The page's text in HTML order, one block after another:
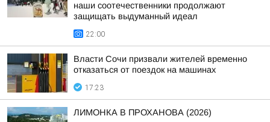
наши соотечественники продолжают
защищать выдуманный идеал
22:00
Власти Сочи призвали жителей временно
отказаться от поездок на машинах
17:23
ЛИМОНКА В ПРОХАНОВА (2026)